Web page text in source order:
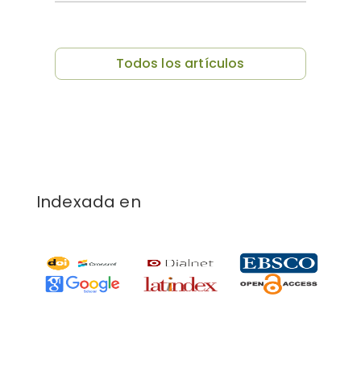
Todos los artículos
Indexada en